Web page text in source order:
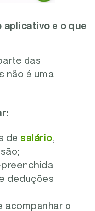
aplicativo e o que
das
não é uma
de salário
deduções
acompanhar o